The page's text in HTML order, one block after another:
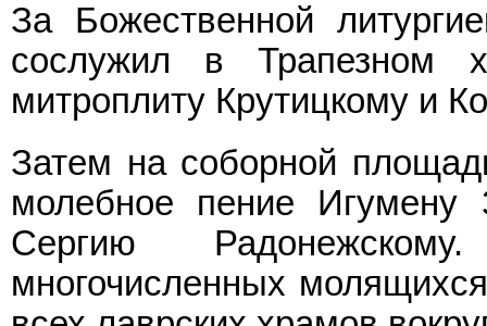
За Божественной
сослужил в Трапезном
митроплиту Крутицкому и
Затем на соборной
молебное пение Игумену
Сергию
многочисленных